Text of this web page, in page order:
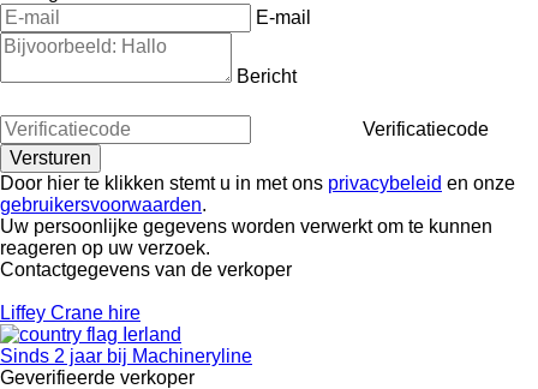
E-mail
Bericht
Verificatiecode
Door hier te klikken stemt u in met ons privacybeleid en onze
gebruikersvoorwaarden.
Uw persoonlijke gegevens worden verwerkt om te kunnen
reageren op uw verzoek.
Contactgegevens van de verkoper
Liffey Crane hire
Ierland
Sinds 2 jaar bij Machineryline
Geverifieerde verkoper